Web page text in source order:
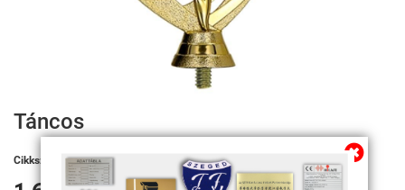
Táncos
Cikkszám: F 273/G